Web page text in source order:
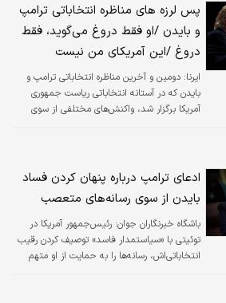
پس لرزه های مناظره انتخاباتی ترامپ
و بایدن /او فقط دروغ می‌گوید، فقط
دروغ /این آمریکای من نیست
ایرنا: دومین و آخرین مناظره انتخاباتی ترامپ و
بایدن که در آستانه انتخاباتی ریاست جمهوری
آمریکا برگزار شد، واکنش‌های مختلفی از سوی
ادعای ترامپ درباره پنهان کردن فساد
بایدن از سوی رسانه‌های متعصب
باشگاه خبرنگاران جوان: رئیس‌جمهور آمریکا در
توئیتی با «سیاستمدار فاسد» توصیف کردن رقیب
انتخاباتی‌اش، رسانه‌ها را به حمایت از او متهم